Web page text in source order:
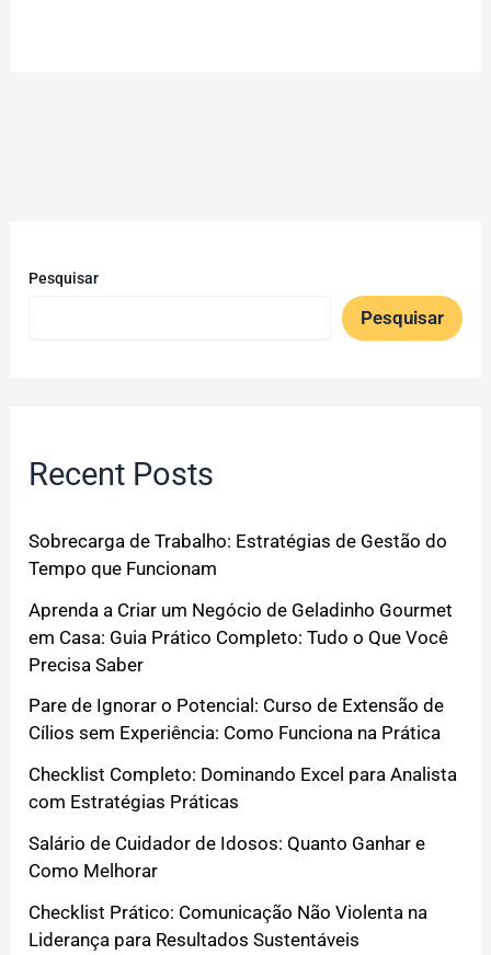
Pesquisar
Pesquisar
Recent Posts
Sobrecarga de Trabalho: Estratégias de Gestão do
Tempo que Funcionam
Aprenda a Criar um Negócio de Geladinho Gourmet
em Casa: Guia Prático Completo: Tudo o Que Você
Precisa Saber
Pare de Ignorar o Potencial: Curso de Extensão de
Cílios sem Experiência: Como Funciona na Prática
Checklist Completo: Dominando Excel para Analista
com Estratégias Práticas
Salário de Cuidador de Idosos: Quanto Ganhar e
Como Melhorar
Checklist Prático: Comunicação Não Violenta na
Liderança para Resultados Sustentáveis